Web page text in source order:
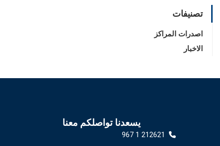
تصنيفات
اصدرات المراكز
الاخبار
يسعدنا تواصلكم معنا
212621 1 967